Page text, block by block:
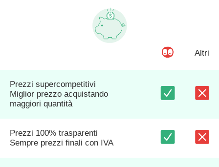
Altri
Prezzi supercompetitivi
Miglior prezzo acquistando
maggiori quantità
Prezzi 100% trasparenti
Sempre prezzi finali con IVA